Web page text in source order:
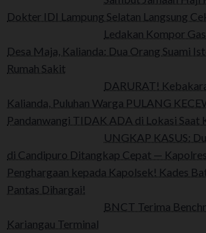
Dokter IDI Lampung Selatan Langsung
Ledakan Kompor
Desa Maja, Kalianda: Dua Orang Suami
Rumah Sakit
DARURAT!
Kalianda, Puluhan Warga PULANG
Pandanwangi TIDAK ADA di Lokasi Saat
UNGKAP KASUS:
di Candipuro Ditangkap Cepat —
Penghargaan kepada Kapolsek! Kades
Pantas Dihargai!
BNCT Terima
Kariangau Terminal